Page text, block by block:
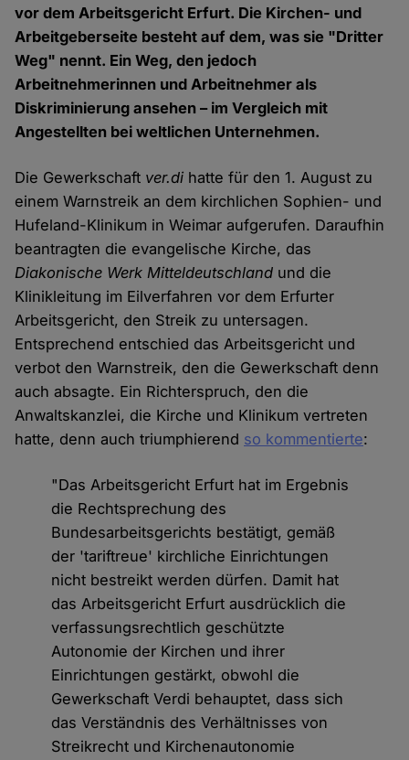
vor dem Arbeitsgericht Erfurt. Die Kirchen- und
Arbeitgeberseite besteht auf dem, was sie "Dritter
Weg" nennt. Ein Weg, den jedoch
Arbeitnehmerinnen und Arbeitnehmer als
Diskriminierung ansehen – im Vergleich mit
Angestellten bei weltlichen Unternehmen.
Die Gewerkschaft ver.di hatte für den 1. August zu
einem Warnstreik an dem kirchlichen Sophien- und
Hufeland-Klinikum in Weimar aufgerufen. Daraufhin
beantragten die evangelische Kirche, das
Diakonische Werk Mitteldeutschland und die
Klinikleitung im Eilverfahren vor dem Erfurter
Arbeitsgericht, den Streik zu untersagen.
Entsprechend entschied das Arbeitsgericht und
verbot den Warnstreik, den die Gewerkschaft denn
auch absagte. Ein Richterspruch, den die
Anwaltskanzlei, die Kirche und Klinikum vertreten
hatte, denn auch triumphierend so kommentierte:
"Das Arbeitsgericht Erfurt hat im Ergebnis
die Rechtsprechung des
Bundesarbeitsgerichts bestätigt, gemäß
der 'tariftreue' kirchliche Einrichtungen
nicht bestreikt werden dürfen. Damit hat
das Arbeitsgericht Erfurt ausdrücklich die
verfassungsrechtlich geschützte
Autonomie der Kirchen und ihrer
Einrichtungen gestärkt, obwohl die
Gewerkschaft Verdi behauptet, dass sich
das Verständnis des Verhältnisses von
Streikrecht und Kirchenautonomie